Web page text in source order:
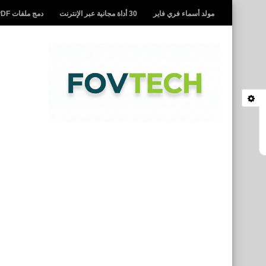
مولد أسماء فري فاير 30 أداة مجانية عبر الإنترنت دمج ملفات PDF